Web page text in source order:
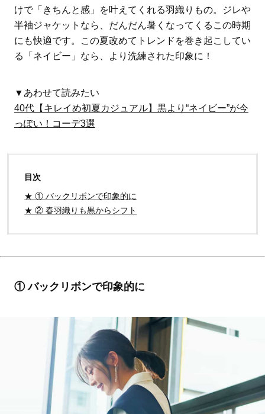
すす
ママとパパに贈る「ジェンダーレ
ス学」
人気の40代髪型・ヘア
タログ
けで「きちんと感」を叶えてくれる羽織りもの。ジレや
半袖ジャケットなら、だんだん暑くなってくるこの時期
にも快適です。この夏改めてトレンドを巻き起こしてい
る「ネイビー」なら、より洗練された印象に！
▼あわせて読みたい
40代【キレイめ初夏カジュアル】黒より“ネイビー”が今
っぽい！コーデ3選
目次
★ ① バックリボンで印象的に
★ ② 春羽織りも黒からシフト
① バックリボンで印象的に